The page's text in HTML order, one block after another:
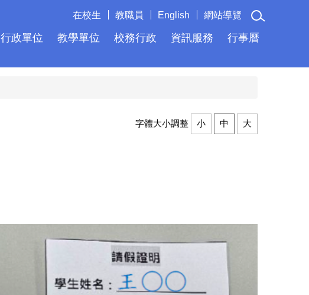
行政單位 教學單位 校務行政 資訊服務 行事曆
在校生 教職員 English 網站導覽
字體大小調整 小 中 大